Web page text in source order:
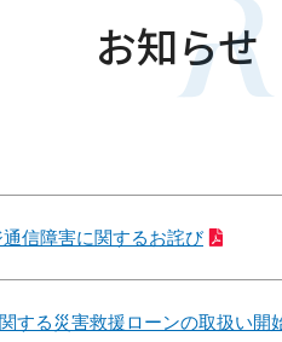
お知らせ
信障害に関するお詫び
する災害救援ローンの取扱い開